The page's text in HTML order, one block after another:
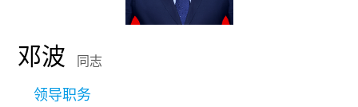
邓波 同志
领导职务